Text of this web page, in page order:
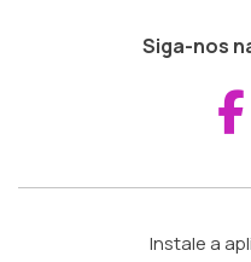
Siga-nos
Instale a